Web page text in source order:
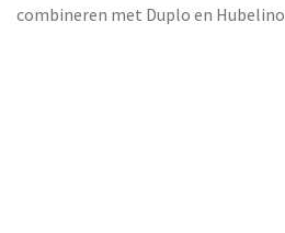
combineren met Duplo en